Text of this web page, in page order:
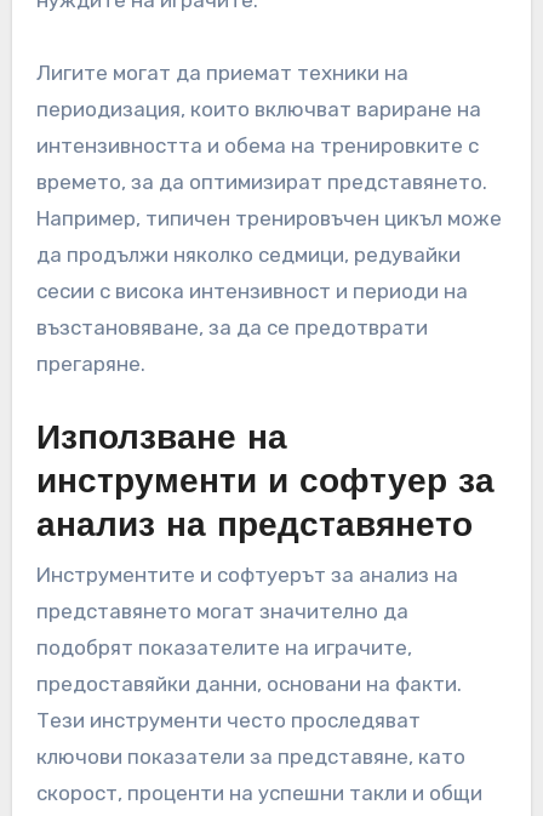
Лигите могат да приемат техники на
периодизация, които включват вариране на
интензивността и обема на тренировките с
времето, за да оптимизират представянето.
Например, типичен тренировъчен цикъл може
да продължи няколко седмици, редувайки
сесии с висока интензивност и периоди на
възстановяване, за да се предотврати
прегаряне.
Използване на
инструменти и софтуер за
анализ на представянето
Инструментите и софтуерът за анализ на
представянето могат значително да
подобрят показателите на играчите,
предоставяйки данни, основани на факти.
Тези инструменти често проследяват
ключови показатели за представяне, като
скорост, проценти на успешни такли и общи